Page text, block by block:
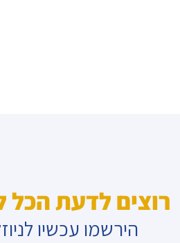
רוצים לדעת הכל
הירשמו עכשיו